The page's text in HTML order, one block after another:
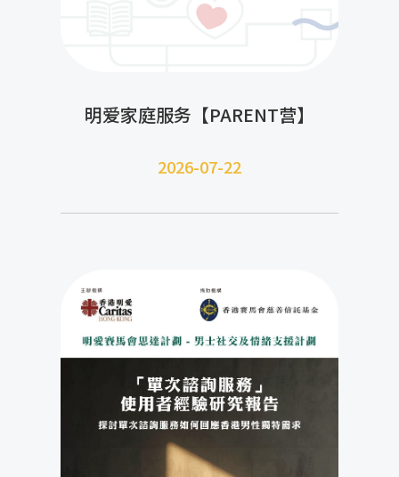
明爱家庭服务【PARENT营】
2026-07-22